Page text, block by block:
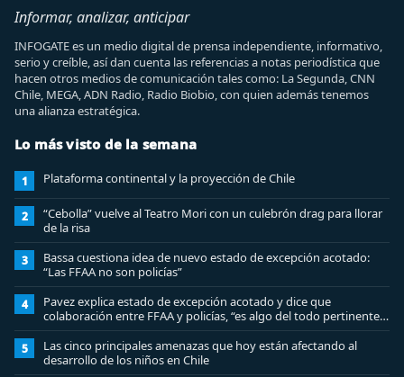
Informar, analizar, anticipar
INFOGATE es un medio digital de prensa independiente, informativo,
serio y creíble, así dan cuenta las referencias a notas periodística que
hacen otros medios de comunicación tales como: La Segunda, CNN
Chile, MEGA, ADN Radio, Radio Biobio, con quien además tenemos
una alianza estratégica.
Lo más visto de la semana
1 Plataforma continental y la proyección de Chile
2
“Cebolla” vuelve al Teatro Mori con un culebrón drag para llorar
de la risa
3
Bassa cuestiona idea de nuevo estado de excepción acotado:
“Las FFAA no son policías”
4
Pavez explica estado de excepción acotado y dice que
colaboración entre FFAA y policías, “es algo del todo pertinente
analizar”
5
Las cinco principales amenazas que hoy están afectando al
desarrollo de los niños en Chile